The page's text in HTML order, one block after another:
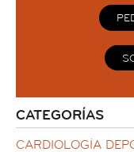
CATEGORÍAS
CARDIOLOGÍA